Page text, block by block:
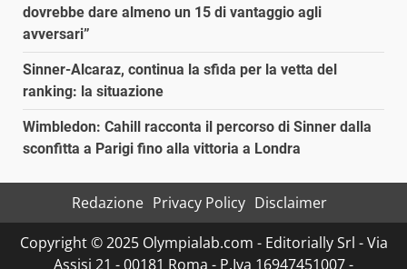
dovrebbe dare almeno un 15 di vantaggio agli
avversari”
Sinner-Alcaraz, continua la sfida per la vetta del
ranking: la situazione
Wimbledon: Cahill racconta il percorso di Sinner dalla
sconfitta a Parigi fino alla vittoria a Londra
Redazione Privacy Policy Disclaimer
Copyright © 2025 Olympialab.com - Editorially Srl - Via
Assisi 21 - 00181 Roma - P.Iva 16947451007 -